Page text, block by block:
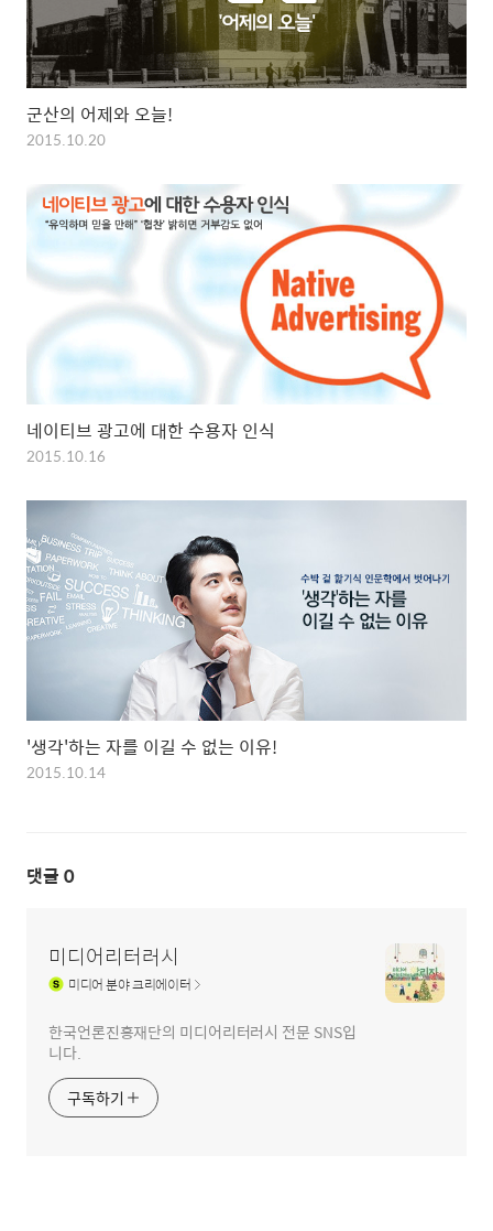
군산의 어제와 오늘!
2015.10.20
네이티브 광고에 대한 수용자 인식
2015.10.16
'생각'하는 자를 이길 수 없는 이유!
2015.10.14
댓글 0
미디어리터러시
미디어분야 크리에이터
한국언론진흥재단의 미디어리터러시 전문 SNS입
니다.
구독하기